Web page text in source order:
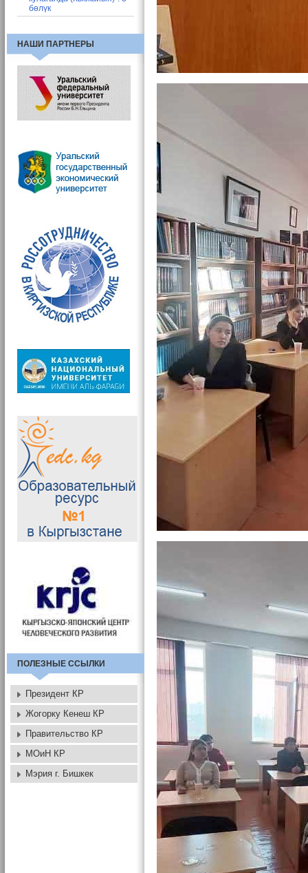
бөлүк
НАШИ ПАРТНЕРЫ
ПОЛЕЗНЫЕ ССЫЛКИ
Президент КР
Жогорку Кенеш КР
Правительство КР
МОиН КР
Мэрия г. Бишкек